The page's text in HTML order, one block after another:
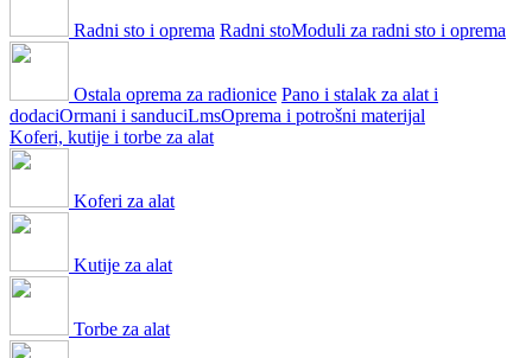
Radni sto i oprema Radni stoModuli za radni sto i oprema
Ostala oprema za radionice Pano i stalak za alat i
dodaciOrmani i sanduciLmsOprema i potrošni materijal
Koferi, kutije i torbe za alat
Koferi za alat
Kutije za alat
Torbe za alat